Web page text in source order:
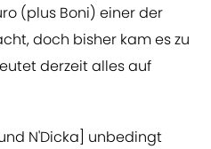
(plus Boni) einer der
doch bisher kam es zu
derzeit alles auf
N'Dicka] unbedingt